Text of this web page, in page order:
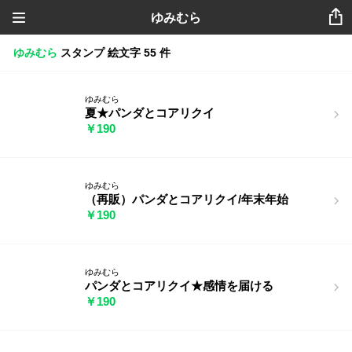
ゆみむら
ゆみむら スタンプ 絵文字 55 件
ゆみむら
夏★パンダとコアリクイ
￥190
ゆみむら
（再販）パンダとコアリクイ/年末年始
￥190
ゆみむら
パンダとコアリクイ★感情を届ける
￥190